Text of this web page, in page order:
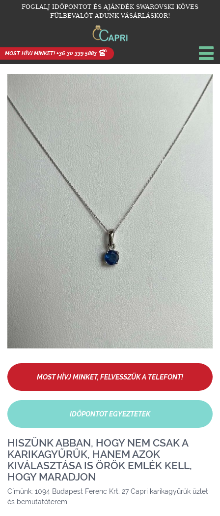
FOGLALJ IDŐPONTOT ÉS AJÁNDÉK SWAROVSKI KÖVES
FÜLBEVALÓT ADUNK VÁSÁRLÁSKOR!
MOST HÍVJ MINKET! +36 30 339 5883
MOST HÍVJ MINKET, FELVESSZÜK A TELEFONT!
IDŐPONTOT EGYEZTETEK
HISZÜNK ABBAN, HOGY NEM CSAK A
KARIKAGYŰRŰK, HANEM AZOK
KIVÁLASZTÁSA IS ÖRÖK EMLÉK KELL,
HOGY MARADJON
Címünk: 1094 Budapest Ferenc Krt. 27 Capri karikagyűrűk üzlet
és bemutatóterem